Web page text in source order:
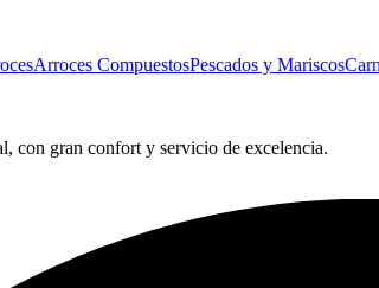
Arroces CompuestosPescados y Mariscos
con gran confort y servicio de excelencia.